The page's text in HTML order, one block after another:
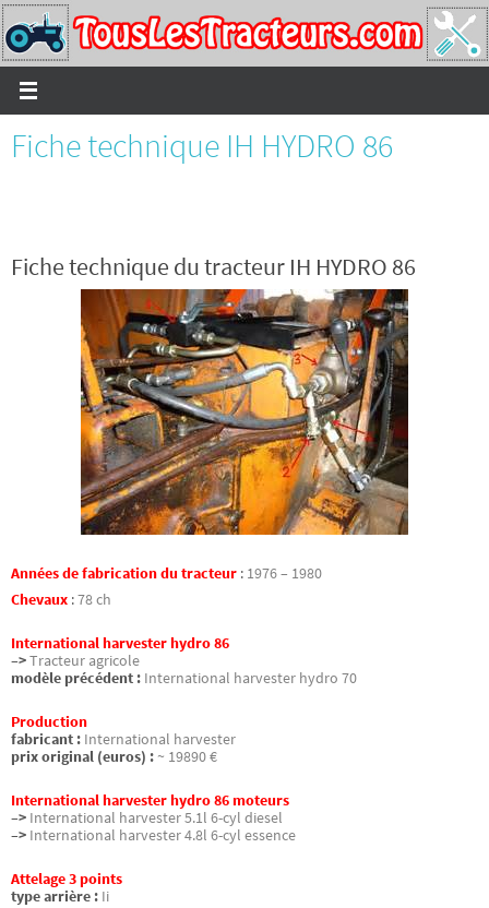
Passer
vers
le
contenu
Fiche technique IH HYDRO 86
Fiche technique du tracteur IH HYDRO 86
Années de fabrication du tracteur : 1976 – 1980
Chevaux :78 ch
International harvester hydro 86
–>Tracteur agricole
modèle précédent : International harvester hydro 70
Production
fabricant : International harvester
prix original (euros) : ~ 19890 €
International harvester hydro 86 moteurs
–> International harvester 5.1l 6-cyl diesel
–> International harvester 4.8l 6-cyl essence
Attelage 3 points
type arrière : Ii